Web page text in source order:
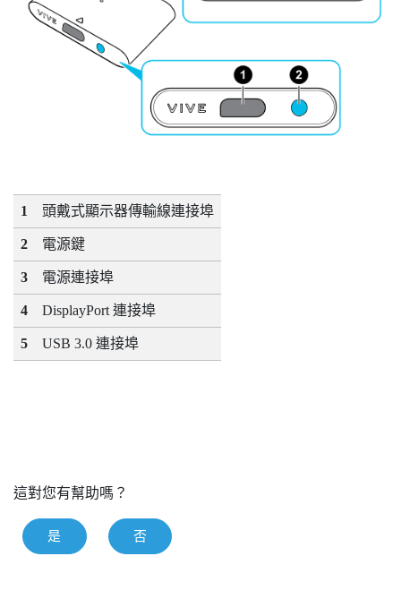
1 頭戴式顯示器傳輸線連接埠
2 電源鍵
3 電源連接埠
4 DisplayPort 連接埠
5 USB 3.0 連接埠
這對您有幫助嗎？
是 否